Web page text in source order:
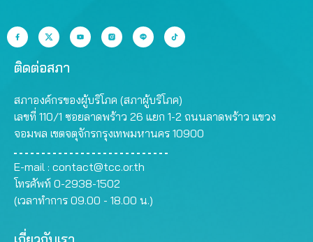
ติดต่อสภา
สภาองค์กรของผู้บริโภค (สภาผู้บริโภค)
เลขที่ 110/1 ซอยลาดพร้าว 26 แยก 1-2 ถนนลาดพร้าว แขวง
จอมพล เขตจตุจักรกรุงเทพมหานคร 10900
E-mail : contact@tcc.or.th
โทรศัพท์ 0-2938-1502
(เวลาทำการ 09.00 - 18.00 น.)